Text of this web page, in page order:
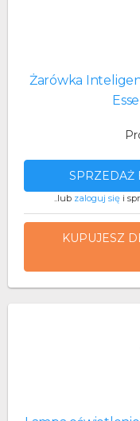
Żarówka
SPRZEDAŻ
..lub zaloguj się i
KUPUJESZ